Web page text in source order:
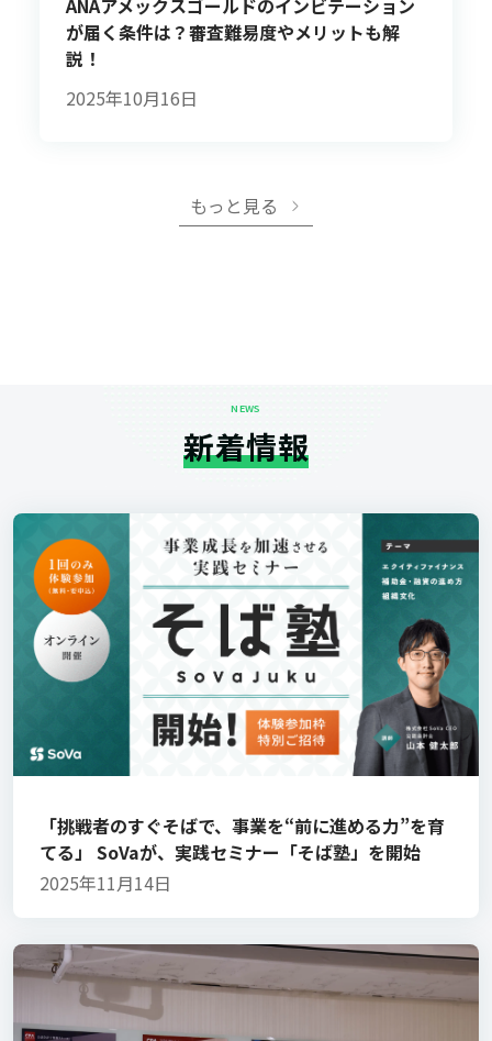
ANAアメックスゴールドのインビテーション
が届く条件は？審査難易度やメリットも解
説！
2025年10月16日
もっと見る
NEWS
新着情報
「挑戦者のすぐそばで、事業を“前に進める力”を育
てる」 SoVaが、実践セミナー「そば塾」を開始
2025年11月14日